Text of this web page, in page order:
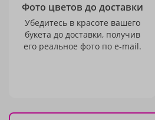
Фото цветов до доставки
Убедитесь в красоте вашего
букета до доставки, получив
его реальное фото по e-mail.